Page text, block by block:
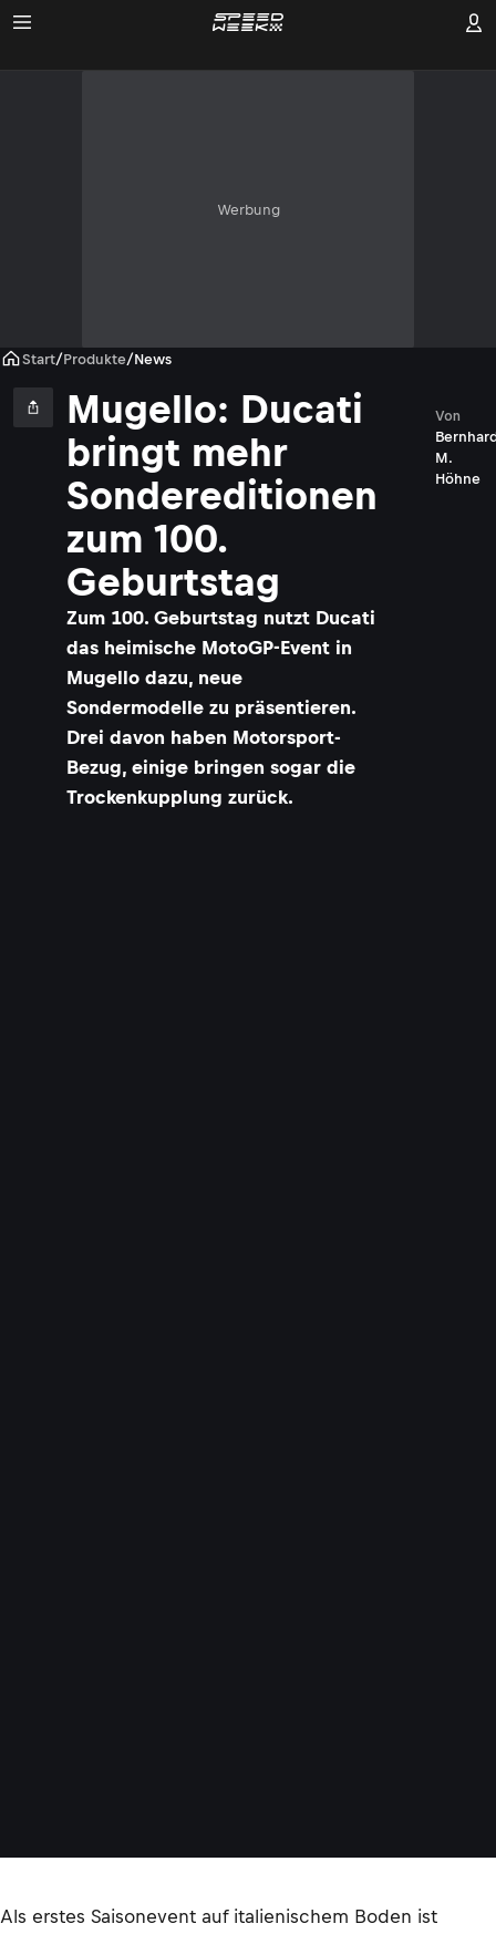
Werbung
Start/Produkte/News
Mugello: Ducati
bringt mehr
Sondereditionen
zum 100.
Geburtstag
Zum 100. Geburtstag nutzt Ducati
das heimische MotoGP-Event in
Mugello dazu, neue
Sondermodelle zu präsentieren.
Drei davon haben Motorsport-
Bezug, einige bringen sogar die
Trockenkupplung zurück.
M.
Höhne
Von
Als erstes Saisonevent auf italienischem Boden ist